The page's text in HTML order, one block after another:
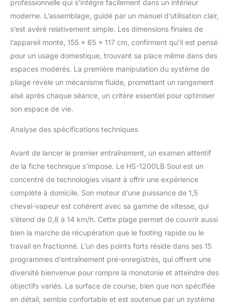
support pour
smartphone et tablette,
etc. sont disponibles.
MESURE DU POULS : Sur
le tapis de course pour la
maison, des capteurs de
pouls sont situés dans
les poignées gauche et
droite. Le résultat est
touchés. TECHNOLOGIE
course électrique a une
surface de course à 5
revêtement antidérapant,
système
d'amortissement, moteur
à courant continu de 1,5
ch, une vitesse allant
jusqu'à 14 km/h est
possible, et il fonctionne
silencieusement.
MÉCANISME DE PLIAGE
: Relevez la surface de
course du tapis de
course en position
professionnelle qui s’intègre facilement dans un intérieur
moderne. L’assemblage, guidé par un manuel d’utilisation clair,
s’est avéré relativement simple. Les dimensions finales de
l’appareil monté, 155 x 65 x 117 cm, confirment qu’il est pensé
pour un usage domestique, trouvant sa place même dans des
espaces modérés. La première manipulation du système de
pliage révèle un mécanisme fluide, promettant un rangement
aisé après chaque séance, un critère essentiel pour optimiser
son espace de vie.
Analyse des spécifications techniques
Avant de lancer le premier entraînement, un examen attentif
de la fiche technique s’impose. Le HS-1200LB Soul est un
concentré de technologies visant à offrir une expérience
complète à domicile. Son moteur d’une puissance de 1,5
cheval-vapeur est cohérent avec sa gamme de vitesse, qui
s’étend de 0,8 à 14 km/h. Cette plage permet de couvrir aussi
bien la marche de récupération que le footing rapide ou le
travail en fractionné. L’un des points forts réside dans ses 15
programmes d’entraînement pré-enregistrés, qui offrent une
diversité bienvenue pour rompre la monotonie et atteindre des
objectifs variés. La surface de course, bien que non spécifiée
en détail, semble confortable et est soutenue par un système